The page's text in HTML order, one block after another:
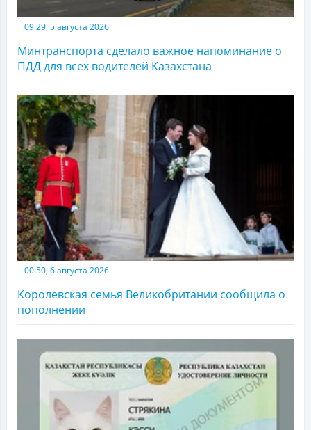
09:29, 5 августа 2026
Минтранспорта сделало важное напоминание о
ПДД для всех водителей Казахстана
00:50, 6 августа 2026
Королевская семья Великобритании сообщила о
пополнении